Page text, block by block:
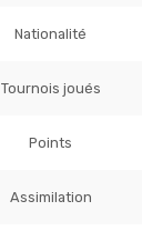
Nationalité
Tournois joués
Points
Assimilation